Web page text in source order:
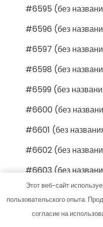
#6595 (без
#6596 (без
#6597 (без
#6598 (без
#6599 (без
#6600 (без
#6601 (без
#6602 (без
#6603 (без
#6604 (без
#6605 (без
Этот веб-сайт
пользовательского опыта.
согласие на